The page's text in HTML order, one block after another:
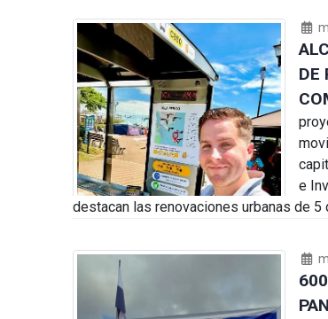
DE
e
destacan las renovaciones urbanas de 5